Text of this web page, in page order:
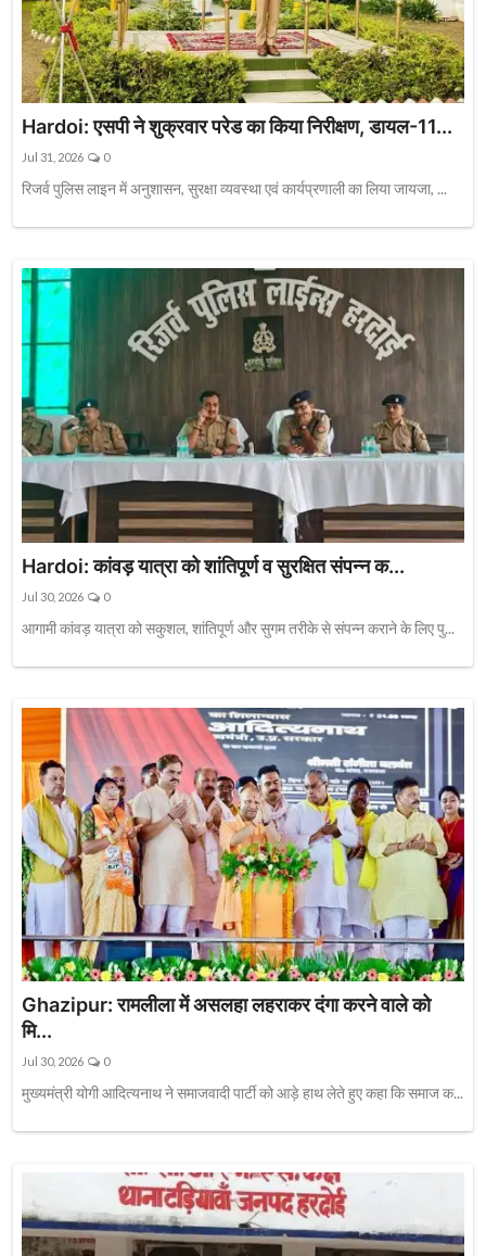
Hardoi: एसपी ने शुक्रवार परेड का किया निरीक्षण, डायल-11...
Jul 31, 2026 0
रिजर्व पुलिस लाइन में अनुशासन, सुरक्षा व्यवस्था एवं कार्यप्रणाली का लिया जायजा, ...
Hardoi: कांवड़ यात्रा को शांतिपूर्ण व सुरक्षित संपन्न क...
Jul 30, 2026 0
आगामी कांवड़ यात्रा को सकुशल, शांतिपूर्ण और सुगम तरीके से संपन्न कराने के लिए पु...
Ghazipur: रामलीला में असलहा लहराकर दंगा करने वाले को
मि...
Jul 30, 2026 0
मुख्यमंत्री योगी आदित्यनाथ ने समाजवादी पार्टी को आड़े हाथ लेते हुए कहा कि समाज क...